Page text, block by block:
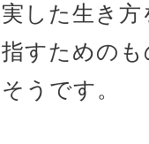
実した生き方
指すための
そうです。